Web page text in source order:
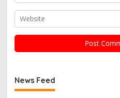
News Feed